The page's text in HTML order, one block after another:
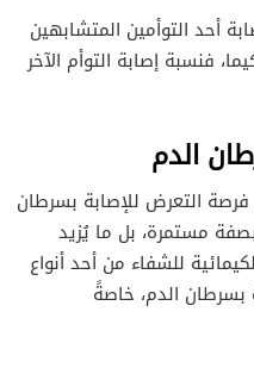
أحد التوأمين المتشابهين
فنسبة إصابة التوأم الآخر
الدم
التعرض للإصابة بسرطان
مستمرة، بل ما يُزيد
للشفاء من أحد أنواع
بسرطان الدم، خاصةً